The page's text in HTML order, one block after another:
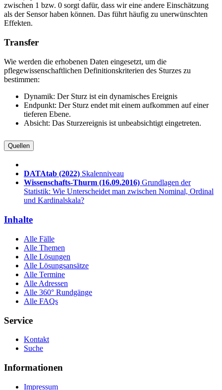
zwischen 1 bzw. 0 sorgt dafür, dass wir eine andere Einschätzung
als der Sensor haben können. Das führt häufig zu unerwünschten
Effekten.
Transfer
Wie werden die erhobenen Daten eingesetzt, um die
pflegewissenschaftlichen Definitionskriterien des Sturzes zu
bestimmen:
Dynamik: Der Sturz ist ein dynamisches Ereignis
Endpunkt: Der Sturz endet mit einem aufkommen auf einer
tieferen Ebene.
Absicht: Das Sturzereignis ist unbeabsichtigt eingetreten.
Quellen
DATAtab (2022) Skalenniveau
Wissenschafts-Thurm (16.09.2016) Grundlagen der
Statistik: Wie Unterscheidet man zwischen Nominal, Ordinal
und Kardinalskala?
Inhalte
Alle Fälle
Alle Themen
Alle Lösungen
Alle Lösungsansätze
Alle Termine
Alle Adressen
Alle 360° Rundgänge
Alle FAQs
Service
Kontakt
Suche
Informationen
Impressum